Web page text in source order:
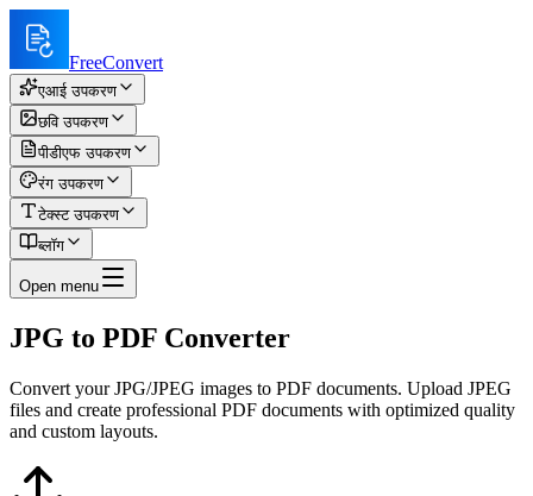
FreeConvert
एआई उपकरण
छवि उपकरण
पीडीएफ उपकरण
रंग उपकरण
टेक्स्ट उपकरण
ब्लॉग
Open menu
JPG to PDF Converter
Convert your JPG/JPEG images to PDF documents. Upload JPEG
files and create professional PDF documents with optimized quality
and custom layouts.